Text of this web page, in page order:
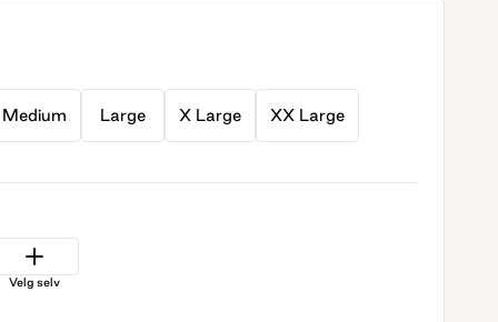
Medium Large X Large XX Large
Velg selv